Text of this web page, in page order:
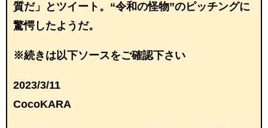
質だ」とツイート。“令和の怪物”のピッチングに
驚愕したようだ。
※続きは以下ソースをご確認下さい
2023/3/11
CocoKARA